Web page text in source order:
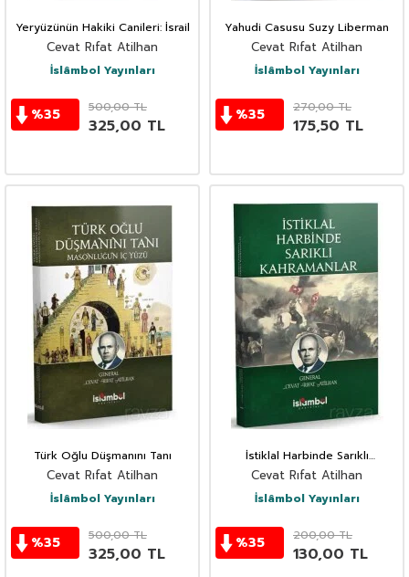
Yeryüzünün Hakiki Canileri: İsrail
Cevat Rıfat Atilhan
İslâmbol Yayınları
%35 500,00TL
325,00 TL
Yahudi Casusu Suzy Liberman
Cevat Rıfat Atilhan
İslâmbol Yayınları
%35 270,00TL
175,50 TL
Türk Oğlu Düşmanını Tanı
Cevat Rıfat Atilhan
İslâmbol Yayınları
%35 500,00TL
325,00 TL
İstiklal Harbinde Sarıklı
Kahramanlar
Cevat Rıfat Atilhan
İslâmbol Yayınları
%35 200,00TL
130,00 TL